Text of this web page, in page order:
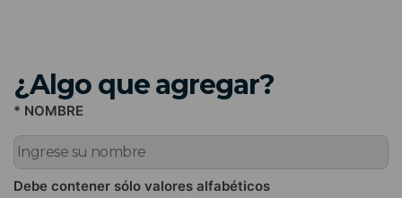
¿Algo que agregar?
* NOMBRE
Debe contener sólo valores alfabéticos